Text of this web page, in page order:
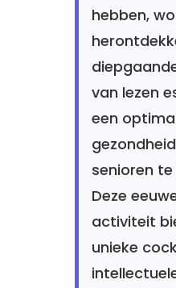
hebben,
van lezen
een
senioren
Deze
activiteit
unieke